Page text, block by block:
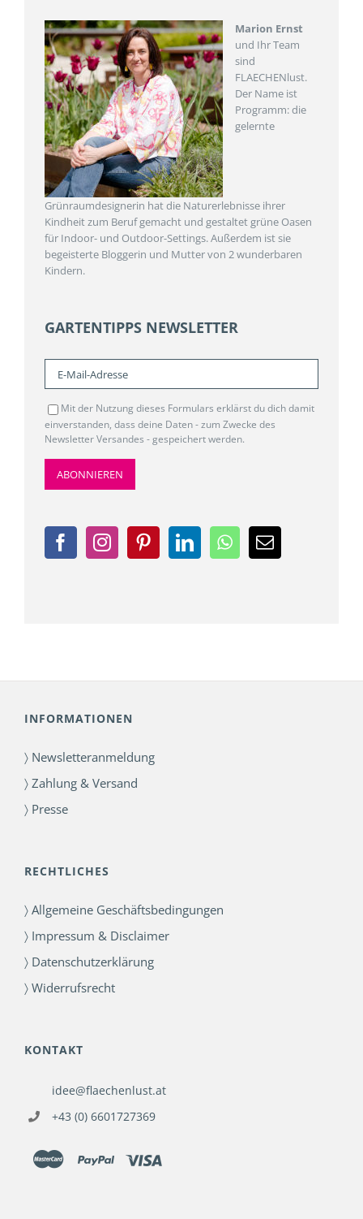
Marion Ernst
und Ihr Team
sind
FLAECHENlust.
Der Name ist
Programm: die
gelernte
Grünraumdesignerin hat die Naturerlebnisse ihrer
Kindheit zum Beruf gemacht und gestaltet grüne Oasen
für Indoor- und Outdoor-Settings. Außerdem ist sie
begeisterte Bloggerin und Mutter von 2 wunderbaren
Kindern.
GARTENTIPPS NEWSLETTER
Mit der Nutzung dieses Formulars erklärst du dich damit
einverstanden, dass deine Daten - zum Zwecke des
Newsletter Versandes - gespeichert werden.
INFORMATIONEN
〉 Newsletteranmeldung
〉 Zahlung & Versand
〉 Presse
RECHTLICHES
〉 Allgemeine Geschäftsbedingungen
〉 Impressum & Disclaimer
〉 Datenschutzerklärung
〉 Widerrufsrecht
KONTAKT
idee@flaechenlust.at
+43 (0) 6601727369